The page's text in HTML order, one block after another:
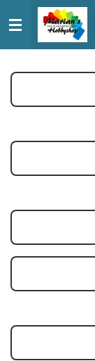
direct
naar